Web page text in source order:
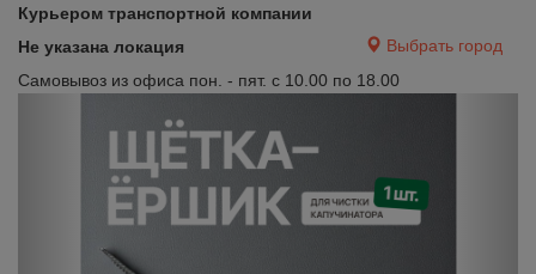
Курьером транспортной компании
Не указана локация
Выбрать город
Самовывоз из офиса пон. - пят. с 10.00 по 18.00